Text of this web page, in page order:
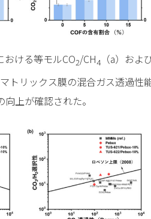
おける等モルCO2/CH4 （a）およ
トリックス膜の混合ガス透過性
上が確認された。